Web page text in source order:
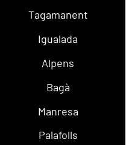
Tagamanent
Igualada
Alpens
Bagà
Manresa
Palafolls